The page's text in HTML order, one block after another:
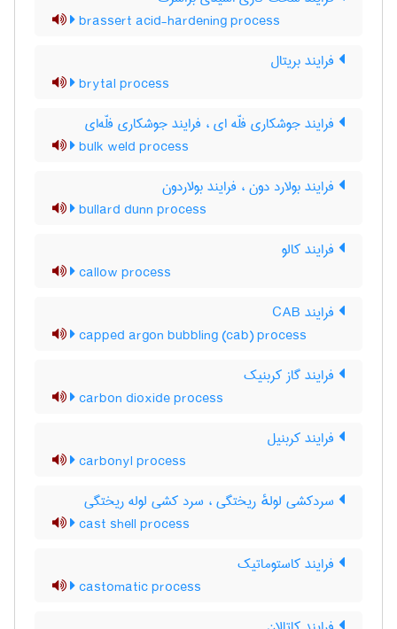
brassert acid-hardening process
فرایند بریتال
brytal process
فرایند جوشکاری فلّه ای ، فرایند جوشکاری فلّه‌ای
bulk weld process
فرایند بولارد دون ، فرایند بولاردون
bullard dunn process
فرایند کالو
callow process
فرایند CAB
capped argon bubbling (cab) process
فرایند گاز کربنیک
carbon dioxide process
فرایند کربنیل
carbonyl process
سردکشی لولهٔ ریختگی ، سرد کشی لوله ریختگی
cast shell process
فرایند کاستوماتیک
castomatic process